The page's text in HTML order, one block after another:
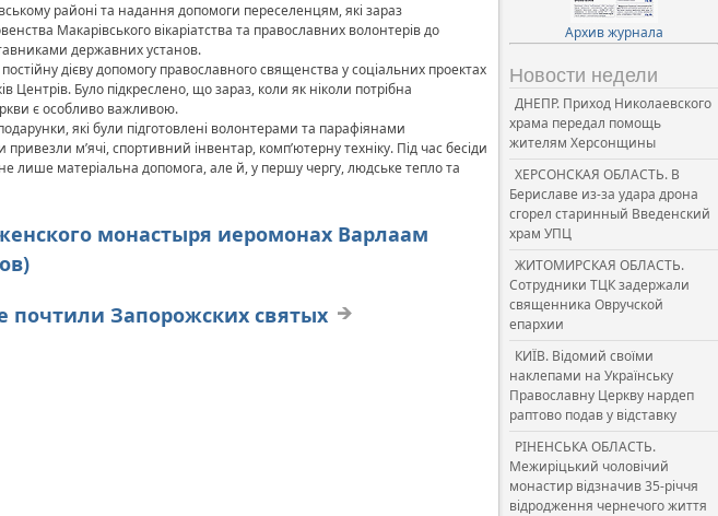
районі та надання допомоги переселенцям, які зараз
Макарівського вікаріатства та православних волонтерів до
державних установ.
дієву допомогу православного священства у соціальних проектах
Центрів. Було підкреслено, що зараз, коли як ніколи потрібна
є особливо важливою.
які були підготовлені волонтерами та парафіянами
м’ячі, спортивний інвентар, комп’ютерну техніку. Під час бесіди
лише матеріальна допомога, але й, у першу чергу, людське тепло та
монастыря иеромонах Варлаам
почтили Запорожских святых
Архив журнала
Новости недели
ДНЕПР. Приход Николаевского
храма передал помощь
жителям Херсонщины
ХЕРСОНСКАЯ ОБЛАСТЬ. В
Бериславе из-за удара дрона
сгорел старинный Введенский
храм УПЦ
ЖИТОМИРСКАЯ ОБЛАСТЬ.
Сотрудники ТЦК задержали
священника Овручской
епархии
КИЇВ. Відомий своїми
наклепами на Українську
Православну Церкву нардеп
раптово подав у відставку
РІНЕНСЬКА ОБЛАСТЬ.
Межиріцький чоловічий
монастир відзначив 35-річчя
відродження чернечого життя